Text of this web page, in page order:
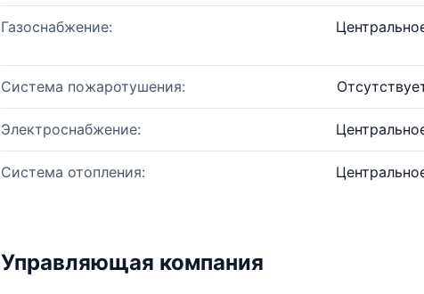
Газоснабжение:
Система пожаротушения:
Электроснабжение:
Система отопления:
Управляющая компания